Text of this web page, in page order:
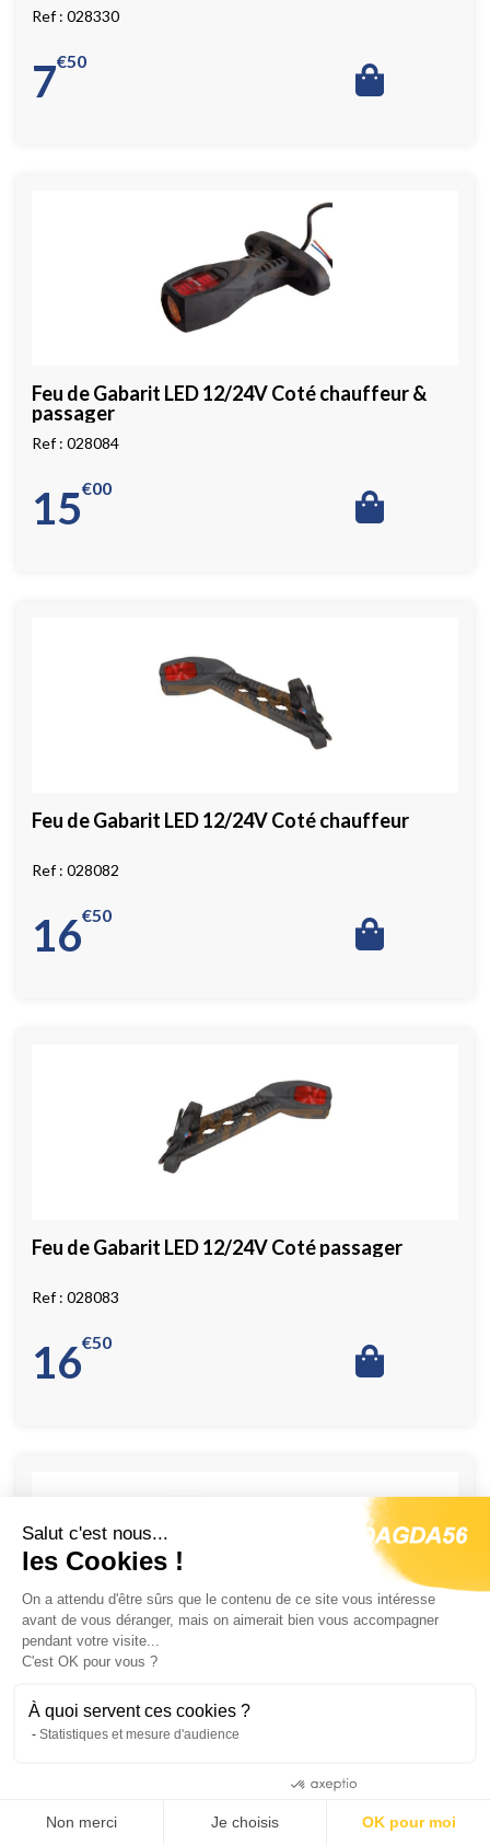
028330
7 50
€
Feu de Gabarit LED 12/24V Coté chauffeur &
passager
028084
15 00
€
Feu de Gabarit LED 12/24V Coté chauffeur
028082
16 50
€
Feu de Gabarit LED 12/24V Coté passager
028083
16 50
€
Feu de Gabarit LED 12/24V Coté chauffeur
Salut c'est nous...
les Cookies !
On a attendu d'être sûrs que le contenu de ce site vous intéresse
avant de vous déranger, mais on aimerait bien vous accompagner
pendant votre visite...
C'est OK pour vous ?
À quoi servent ces cookies ?
Statistiques et mesure d'audience
Non merci Je choisis OK pour moi